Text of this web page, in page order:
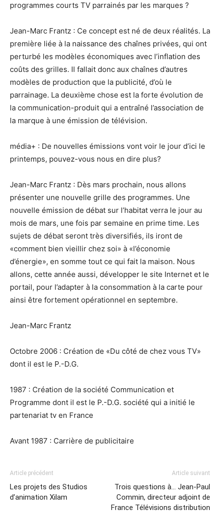
programmes courts TV parrainés par les marques ?
Jean-Marc Frantz : Ce concept est né de deux réalités. La
première liée à la naissance des chaînes privées, qui ont
perturbé les modèles économiques avec l’inflation des
coûts des grilles. Il fallait donc aux chaînes d’autres
modèles de production que la publicité, d’où le
parrainage. La deuxième chose est la forte évolution de
la communication-produit qui a entraîné l’association de
la marque à une émission de télévision.
média+ : De nouvelles émissions vont voir le jour d’ici le
printemps, pouvez-vous nous en dire plus?
Jean-Marc Frantz : Dès mars prochain, nous allons
présenter une nouvelle grille des programmes. Une
nouvelle émission de débat sur l’habitat verra le jour au
mois de mars, une fois par semaine en prime time. Les
sujets de débat seront très diversifiés, ils iront de
«comment bien vieillir chez soi» à «l’économie
d’énergie», en somme tout ce qui fait la maison. Nous
allons, cette année aussi, développer le site Internet et le
portail, pour l’adapter à la consommation à la carte pour
ainsi être fortement opérationnel en septembre.
Jean-Marc Frantz
Octobre 2006 : Création de «Du côté de chez vous TV»
dont il est le P.-D.G.
1987 : Création de la société Communication et
Programme dont il est le P.-D.G. société qui a initié le
partenariat tv en France
Avant 1987 : Carrière de publicitaire
Article précédent
Les projets des Studios
d’animation Xilam
Article suivant
Trois questions à… Jean-Paul
Commin, directeur adjoint de
France Télévisions distribution